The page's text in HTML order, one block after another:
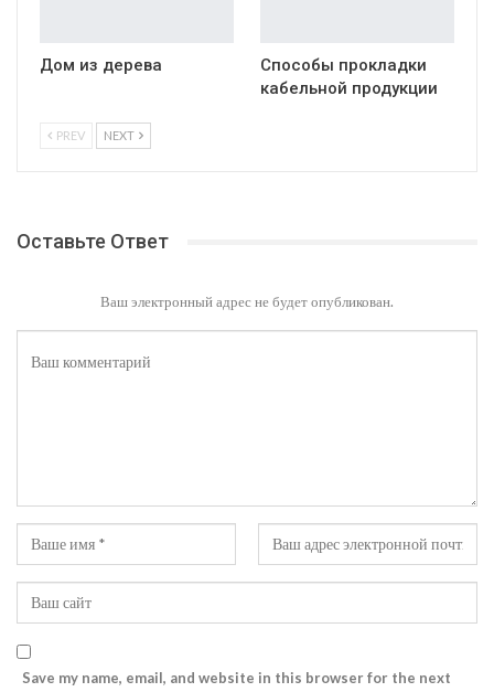
Дом из дерева
Способы прокладки
кабельной продукции
PREV NEXT
Оставьте Ответ
Ваш электронный адрес не будет опубликован.
Save my name, email, and website in this browser for the next